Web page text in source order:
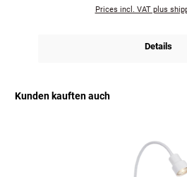
Prices incl. VAT plus
Details
Kunden kauften auch